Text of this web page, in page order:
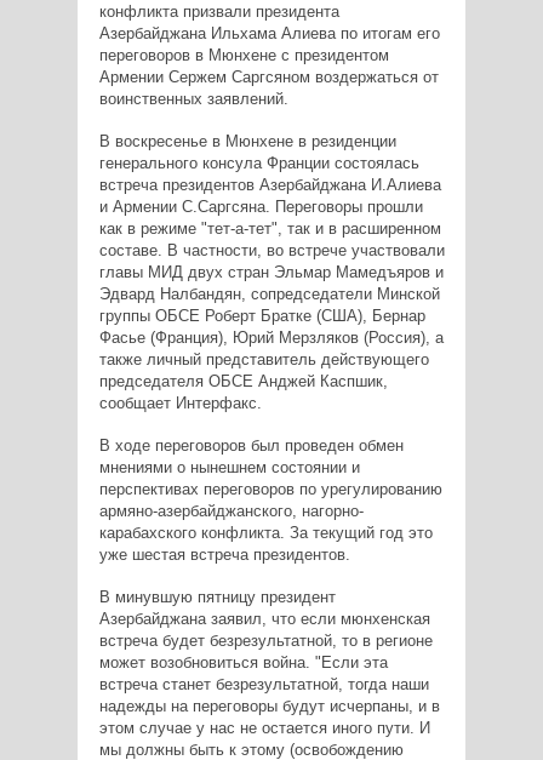
конфликта призвали президента
Азербайджана Ильхама Алиева по итогам его
переговоров в Мюнхене с президентом
Армении Сержем Саргсяном воздержаться от
воинственных заявлений.
В воскресенье в Мюнхене в резиденции
генерального консула Франции состоялась
встреча президентов Азербайджана И.Алиева
и Армении С.Саргсяна. Переговоры прошли
как в режиме "тет-а-тет", так и в расширенном
составе. В частности, во встрече участвовали
главы МИД двух стран Эльмар Мамедъяров и
Эдвард Налбандян, сопредседатели Минской
группы ОБСЕ Роберт Братке (США), Бернар
Фасье (Франция), Юрий Мерзляков (Россия), а
также личный представитель действующего
председателя ОБСЕ Анджей Каспшик,
сообщает Интерфакс.
В ходе переговоров был проведен обмен
мнениями о нынешнем состоянии и
перспективах переговоров по урегулированию
армяно-азербайджанского, нагорно-
карабахского конфликта. За текущий год это
уже шестая встреча президентов.
В минувшую пятницу президент
Азербайджана заявил, что если мюнхенская
встреча будет безрезультатной, то в регионе
может возобновиться война. "Если эта
встреча станет безрезультатной, тогда наши
надежды на переговоры будут исчерпаны, и в
этом случае у нас не остается иного пути. И
мы должны быть к этому (освобождению